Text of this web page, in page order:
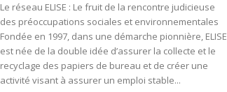
Le réseau ELISE : Le fruit de la rencontre judicieuse
des préoccupations sociales et environnementales
Fondée en 1997, dans une démarche pionnière, ELISE
est née de la double idée d’assurer la collecte et le
recyclage des papiers de bureau et de créer une
activité visant à assurer un emploi stable...